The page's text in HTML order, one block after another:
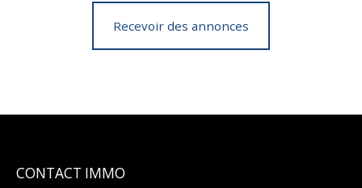
Recevoir des annonces
CONTACT IMMO